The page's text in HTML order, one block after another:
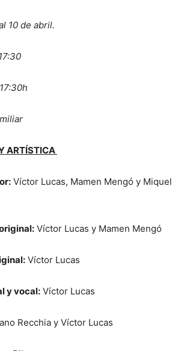
10 de abril.
ARTÍSTICA
Víctor Lucas, Mamen Mengó y Miquel
Víctor Lucas y Mamen Mengó
Víctor Lucas
y vocal: Víctor Lucas
Recchia y Víctor Lucas